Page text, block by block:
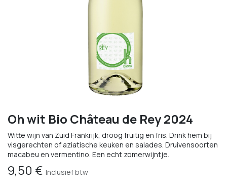
Oh wit Bio Château de Rey 2024
Witte wijn van Zuid Frankrijk, droog fruitig en fris. Drink hem bij
visgerechten of aziatische keuken en salades. Druivensoorten
macabeu en vermentino. Een echt zomerwijntje.
9,50 € Inclusief btw